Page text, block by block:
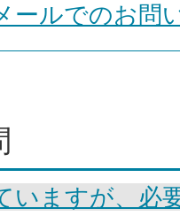
ールでのお問
いますが、必